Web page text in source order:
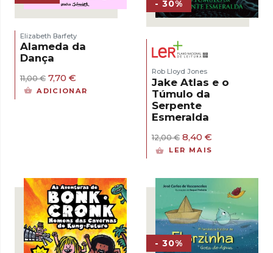
Elizabeth Barfety
Alameda da
Dança
11,00€ O
preço
7,70 €
preço
ADICIONAR
- 30%
Rob Lloyd Jones
Jake Atlas e o
Túmulo da
Serpente
Esmeralda
12,00€ O
preço
12,00 €.
8,40 €
8,40 €.
LER MAIS
- 30%